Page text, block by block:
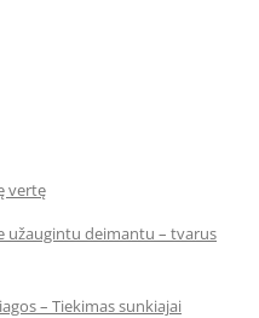
vertę
užaugintu deimantu – tvarus
– Tiekimas sunkiajai